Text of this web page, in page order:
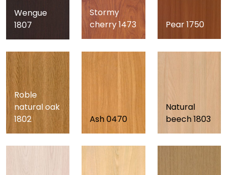
Wengue
1807
Stormy
cherry 1473
Pear 1750
Roble
natural oak
1802
Ash 0470
Natural
beech 1803